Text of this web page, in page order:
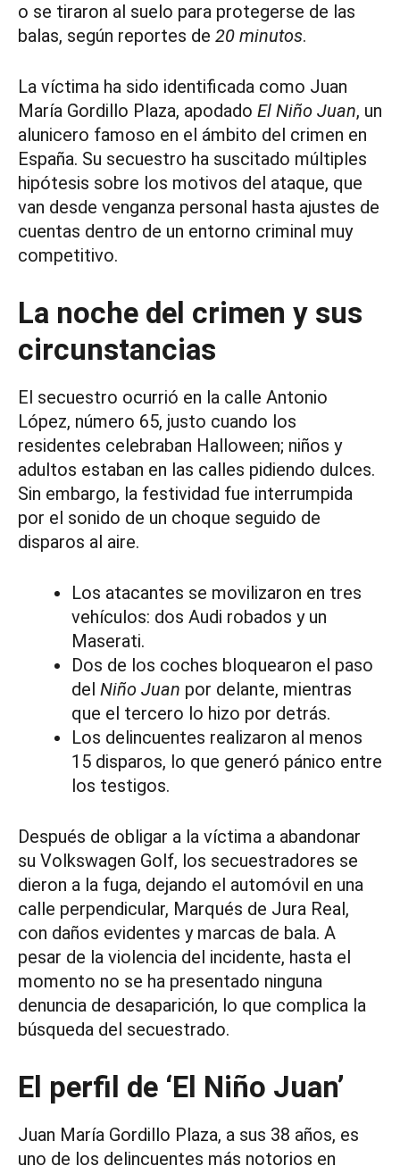
o se tiraron al suelo para protegerse de las
balas, según reportes de 20 minutos.
La víctima ha sido identificada como Juan
María Gordillo Plaza, apodado El Niño Juan, un
alunicero famoso en el ámbito del crimen en
España. Su secuestro ha suscitado múltiples
hipótesis sobre los motivos del ataque, que
van desde venganza personal hasta ajustes de
cuentas dentro de un entorno criminal muy
competitivo.
La noche del crimen y sus
circunstancias
El secuestro ocurrió en la calle Antonio
López, número 65, justo cuando los
residentes celebraban Halloween; niños y
adultos estaban en las calles pidiendo dulces.
Sin embargo, la festividad fue interrumpida
por el sonido de un choque seguido de
disparos al aire.
Los atacantes se movilizaron en tres
vehículos: dos Audi robados y un
Maserati.
Dos de los coches bloquearon el paso
del Niño Juan por delante, mientras
que el tercero lo hizo por detrás.
Los delincuentes realizaron al menos
15 disparos, lo que generó pánico entre
los testigos.
Después de obligar a la víctima a abandonar
su Volkswagen Golf, los secuestradores se
dieron a la fuga, dejando el automóvil en una
calle perpendicular, Marqués de Jura Real,
con daños evidentes y marcas de bala. A
pesar de la violencia del incidente, hasta el
momento no se ha presentado ninguna
denuncia de desaparición, lo que complica la
búsqueda del secuestrado.
El perfil de ‘El Niño Juan’
Juan María Gordillo Plaza, a sus 38 años, es
uno de los delincuentes más notorios en